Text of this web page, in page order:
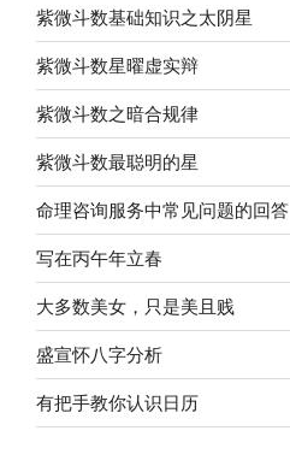
紫微斗数基础知识之太阴星
紫微斗数星曜虚实辩
紫微斗数之暗合规律
紫微斗数最聪明的星
命理咨询服务中常见问题的回答
写在丙午年立春
大多数美女，只是美且贱
盛宣怀八字分析
有把手教你认识日历